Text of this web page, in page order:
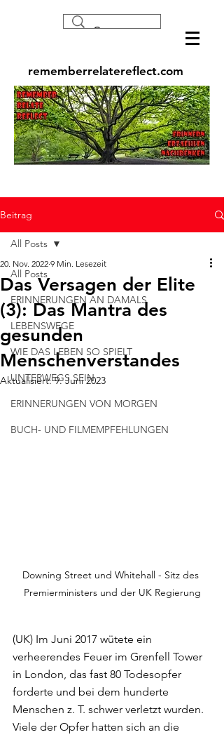
rememberrelatereflect.com
Beitrag
All Posts
ERINNERUNGEN AN DAMALS
LEBENSWEGE
WIE DAS LEBEN SO SPIELT
UNTERWEGS SEIN
ERINNERUNGEN VON MORGEN
BUCH- UND FILMEMPFEHLUNGEN
All Posts
Das Versagen der Elite
(3): Das Mantra des
gesunden
Menschenverstandes
20. Nov. 2022 9 Min. Lesezeit
Aktualisiert:9. Juni 2023
Downing Street und Whitehall - Sitz des
Premierministers und der UK Regierung
(UK) Im Juni 2017 wütete ein
verheerendes Feuer im Grenfell Tower
in London, das fast 80 Todesopfer
forderte und bei dem hunderte
Menschen z. T. schwer verletzt wurden.
Viele der Opfer hatten sich an die